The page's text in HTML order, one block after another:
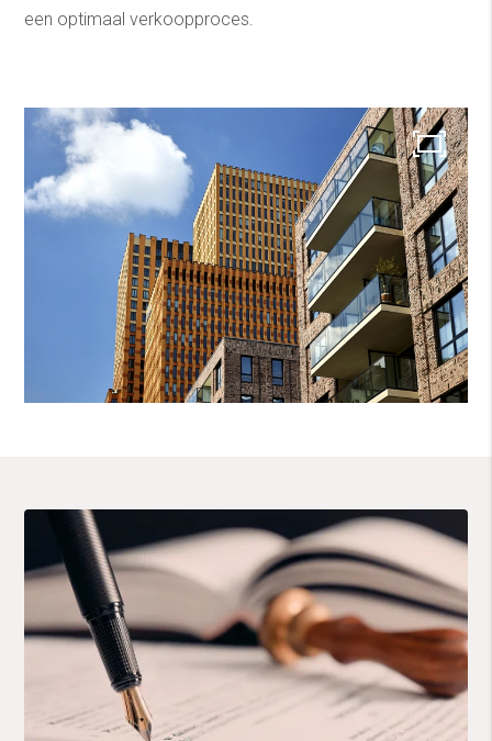
een optimaal verkoopproces.